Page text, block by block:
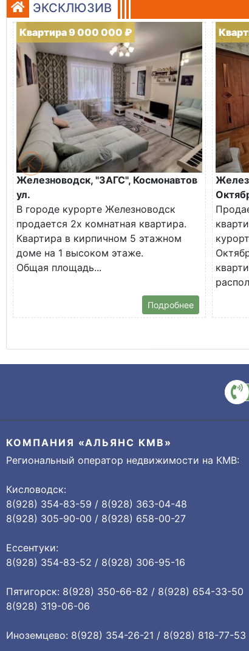
ЭКСКЛЮЗИВ
Квартира 9 000 000 ₽
Железноводск, "ЗАГС", Космонавтов
ул.
В городе курорте Железноводск
продается 2х комнатная квартира.
Квартира в кирпичном 5 этажном
доме на 1 высоком этаже.
Общая площадь...
Подробнее
КОМПАНИЯ «АЛЬЯНС КМВ»
Региональный оператор недвижимости на КМВ:
Кисловодск:
8(928) 354-83-59 / 8(928) 363-04-48
8(928) 305-90-00 / 8(928) 658-00-27
Ессентуки:
8(928) 354-83-52 / 8(928) 306-95-16
Пятигорск: 8(928) 350-66-82 / 8(928) 654-33-50
8(928) 319-06-06
Иноземцево: 8(928) 354-26-21 / 8(928) 818-77-53